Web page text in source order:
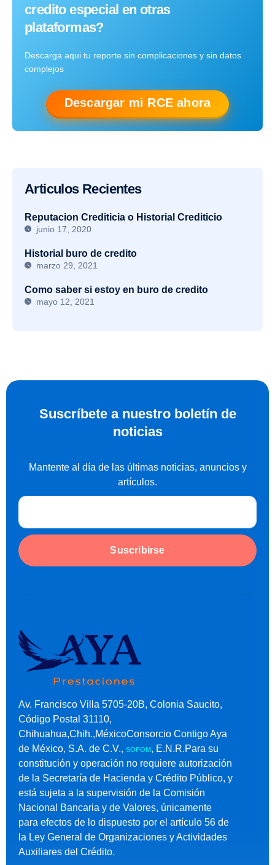
credito especial en otras
plataformas?
Descarga aqui tu reporte sin complicaciones y sin datos
complejos
Descargar mi RCE ahora
Articulos Recientes
Reputacion Crediticia o Historial Crediticio
junio 17, 2020
Historial buro de credito
marzo 29, 2021
Como saber si estoy en buro de credito
mayo 12, 2021
Suscríbete a nuestro boletín de
noticias
Mantente al día de las últimas noticias, anuncios y
artículos.
Suscribirse
Av. Francisco Villa 5705-20B, Colonia Saucito,
Código Postal 31110,
Chihuahua,Chih.,MéxicoConsorcio Contigo Aya
de México, S.A. de C.V., SOFOM, E.N.R.Para su
constitución y operación no requiere autorización
de la Secretaría de Hacienda y Crédito Público, y
está sujeta a la supervisión de la Comisión
Nacional Bancaria y de Valores, únicamente
para efectos de lo dispuesto por el artículo 56 de
la Ley General de Organizaciones y Actividades
Auxiliares del Crédito.